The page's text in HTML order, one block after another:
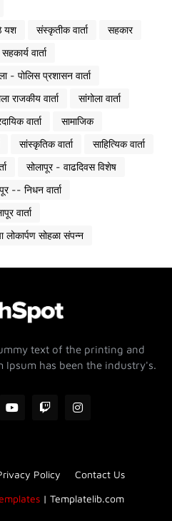
यश
संस्कृतीक वार्ता
सहकार
सहकार्य वार्ता
- पोलिस प्रशासन वार्ता
राजकीय वार्ता
सांगोला वार्ता
वार्ता
सामाजिक
सांस्कृतिक वार्ता
साहित्यिक वार्ता
सोलापूर - वाढदिवस विशेष
-- निधन वार्ता
वार्ता
सोहळा संपन्न
text of the printing and
Ipsum has been the industry's.
| Templatelib.com
Policy Contact Us